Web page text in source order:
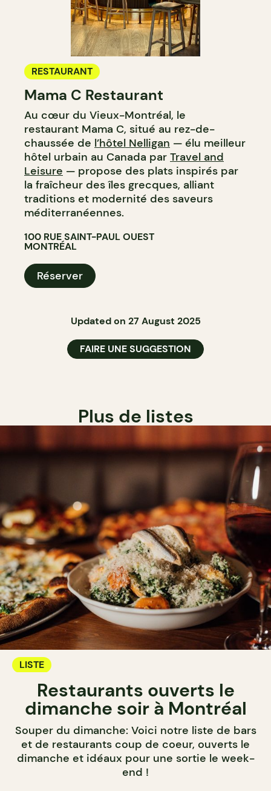
RESTAURANT
Mama C Restaurant
Au cœur du Vieux-Montréal, le
restaurant Mama C, situé au rez-de-
chaussée de l’hôtel Nelligan — élu meilleur
hôtel urbain au Canada par Travel and
Leisure — propose des plats inspirés par
la fraîcheur des îles grecques, alliant
traditions et modernité des saveurs
méditerranéennes.
100 RUE SAINT-PAUL OUEST
MONTRÉAL
Réserver
Updated on 27 August 2025
FAIRE UNE SUGGESTION
Plus de listes
LISTE
Restaurants ouverts le
dimanche soir à Montréal
Souper du dimanche: Voici notre liste de bars
et de restaurants coup de coeur, ouverts le
dimanche et idéaux pour une sortie le week-
end !